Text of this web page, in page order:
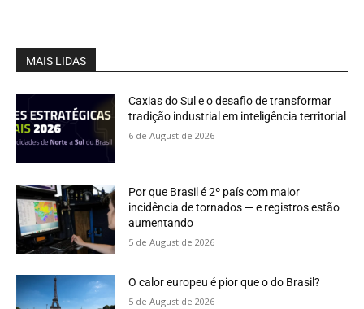
MAIS LIDAS
Caxias do Sul e o desafio de transformar
tradição industrial em inteligência territorial
6 de August de 2026
Por que Brasil é 2º país com maior
incidência de tornados — e registros estão
aumentando
5 de August de 2026
O calor europeu é pior que o do Brasil?
5 de August de 2026